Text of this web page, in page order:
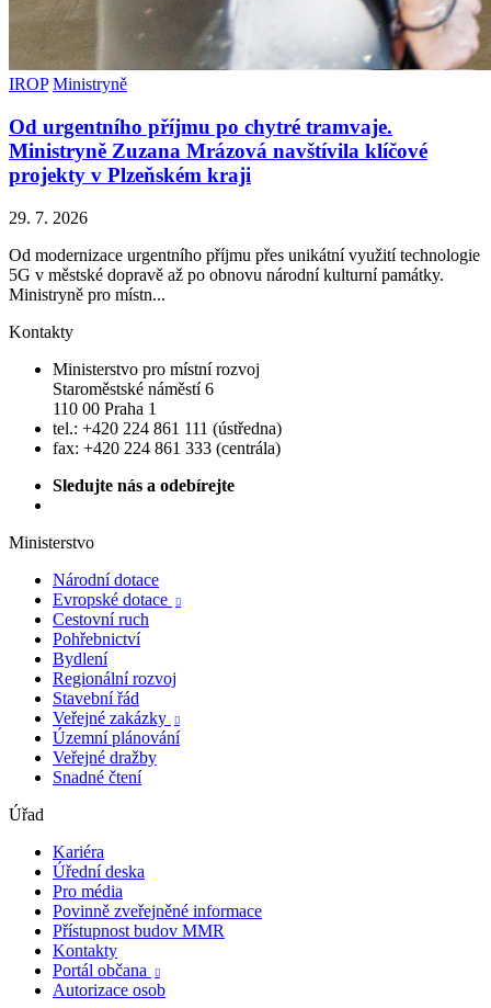
IROP Ministryně
Od urgentního příjmu po chytré tramvaje.
Ministryně Zuzana Mrázová navštívila klíčové
projekty v Plzeňském kraji
29. 7. 2026
Od modernizace urgentního příjmu přes unikátní využití technologie
5G v městské dopravě až po obnovu národní kulturní památky.
Ministryně pro místn...
Kontakty
Ministerstvo pro místní rozvoj
Staroměstské náměstí 6
110 00 Praha 1
tel.: +420 224 861 111 (ústředna)
fax: +420 224 861 333 (centrála)
Sledujte nás a odebírejte
Ministerstvo
Národní dotace
Evropské dotace

Cestovní ruch
Pohřebnictví
Bydlení
Regionální rozvoj
Stavební řád
Veřejné zakázky

Územní plánování
Veřejné dražby
Snadné čtení
Úřad
Kariéra
Úřední deska
Pro média
Povinně zveřejněné informace
Přístupnost budov MMR
Kontakty
Portál občana

Autorizace osob